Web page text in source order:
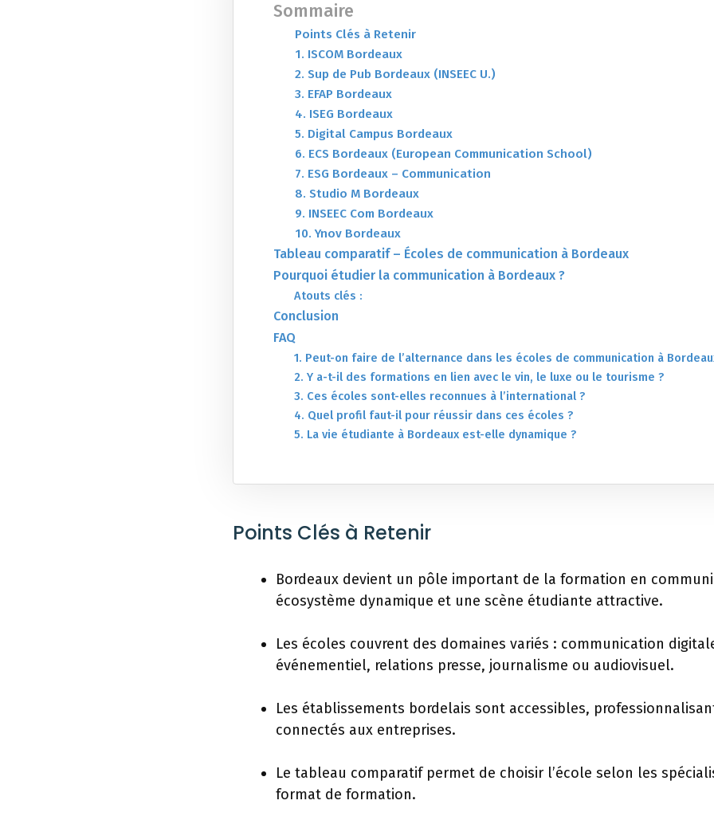
Sommaire
Points Clés à Retenir
1. ISCOM Bordeaux
2. Sup de Pub Bordeaux (INSEEC U.)
3. EFAP Bordeaux
4. ISEG Bordeaux
5. Digital Campus Bordeaux
6. ECS Bordeaux (European Communication School)
7. ESG Bordeaux – Communication
8. Studio M Bordeaux
9. INSEEC Com Bordeaux
10. Ynov Bordeaux
Tableau comparatif – Écoles de communication à Bordeaux
Pourquoi étudier la communication à Bordeaux ?
Atouts clés :
Conclusion
FAQ
1. Peut-on faire de l’alternance dans les écoles de communication à
2. Y a-t-il des formations en lien avec le vin, le luxe ou le tourisme ?
3. Ces écoles sont-elles reconnues à l’international ?
4. Quel profil faut-il pour réussir dans ces écoles ?
5. La vie étudiante à Bordeaux est-elle dynamique ?
Points Clés à Retenir
Bordeaux devient un pôle important de la formation en
écosystème dynamique et une scène étudiante attractive.
Les écoles couvrent des domaines variés : communication
événementiel, relations presse, journalisme ou audiovisuel.
Les établissements bordelais sont accessibles,
connectés aux entreprises.
Le tableau comparatif permet de choisir l’école selon les
format de formation.